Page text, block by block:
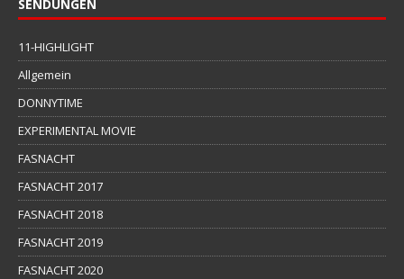
SENDUNGEN
11-HIGHLIGHT
Allgemein
DONNYTIME
EXPERIMENTAL MOVIE
FASNACHT
FASNACHT 2017
FASNACHT 2018
FASNACHT 2019
FASNACHT 2020